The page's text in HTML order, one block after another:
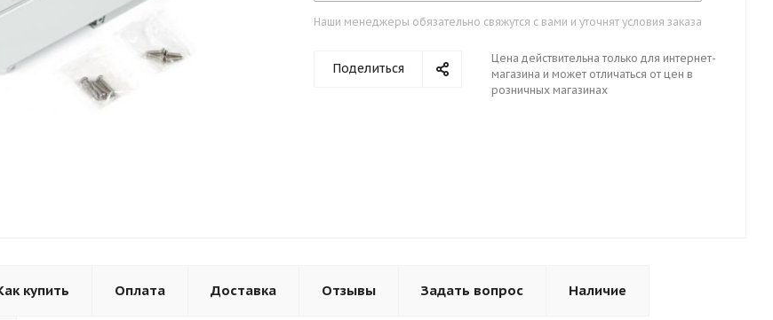
Наши менеджеры обязательно свяжутся с вами и уточнят условия заказа
Поделиться
Цена действительна только для интернет-
магазина и может отличаться от цен в
розничных магазинах
купить Оплата Доставка Отзывы Задать вопрос Наличие